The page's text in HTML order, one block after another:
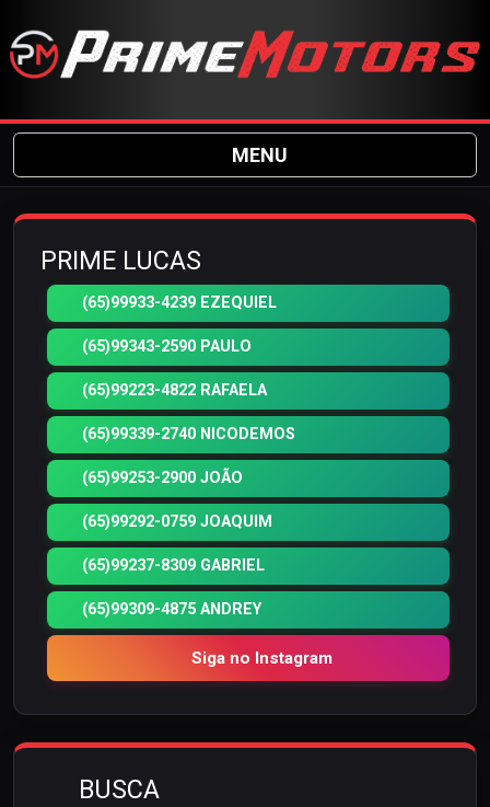
MENU
PRIME LUCAS
(65)99933-4239 EZEQUIEL
(65)99343-2590 PAULO
(65)99223-4822 RAFAELA
(65)99339-2740 NICODEMOS
(65)99253-2900 JOÃO
(65)99292-0759 JOAQUIM
(65)99237-8309 GABRIEL
(65)99309-4875 ANDREY
Siga no Instagram
BUSCA